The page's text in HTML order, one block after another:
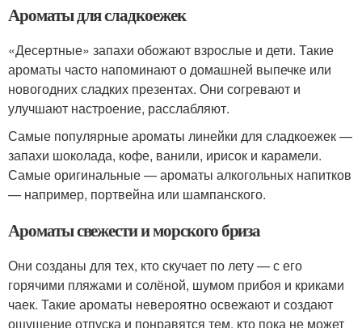
Ароматы для сладкоежек
«Десертные» запахи обожают взрослые и дети. Такие
ароматы часто напоминают о домашней выпечке или
новогодних сладких презентах. Они согревают и
улучшают настроение, расслабляют.
Самые популярные ароматы линейки для сладкоежек —
запахи шоколада, кофе, ванили, ирисок и карамели.
Самые оригинальные — ароматы алкогольных напитков
— например, портвейна или шампанского.
Ароматы свежести и морского бриза
Они созданы для тех, кто скучает по лету — с его
горячими пляжами и солёной, шумом прибоя и криками
чаек. Такие ароматы невероятно освежают и создают
ощущение отпуска и понравятся тем, кто пока не может